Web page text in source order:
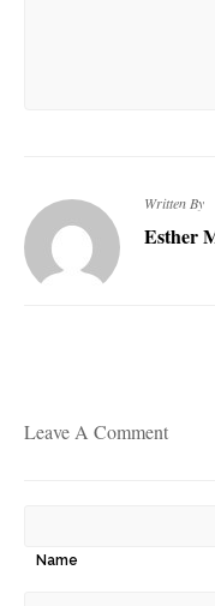
Written By
Esther
Leave A Comment
Name